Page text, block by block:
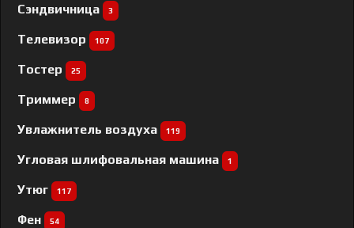
Сэндвичница 3
Телевизор 107
Тостер 25
Триммер 8
Увлажнитель воздуха 119
Угловая шлифовальная машина 1
Утюг 117
Фен 54